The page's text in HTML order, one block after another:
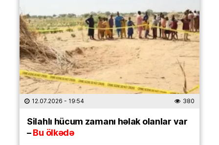
12.07.2026 - 19:54 380
Silahlı hücum zamanı həlak olanlar var
–Bu ölkədə